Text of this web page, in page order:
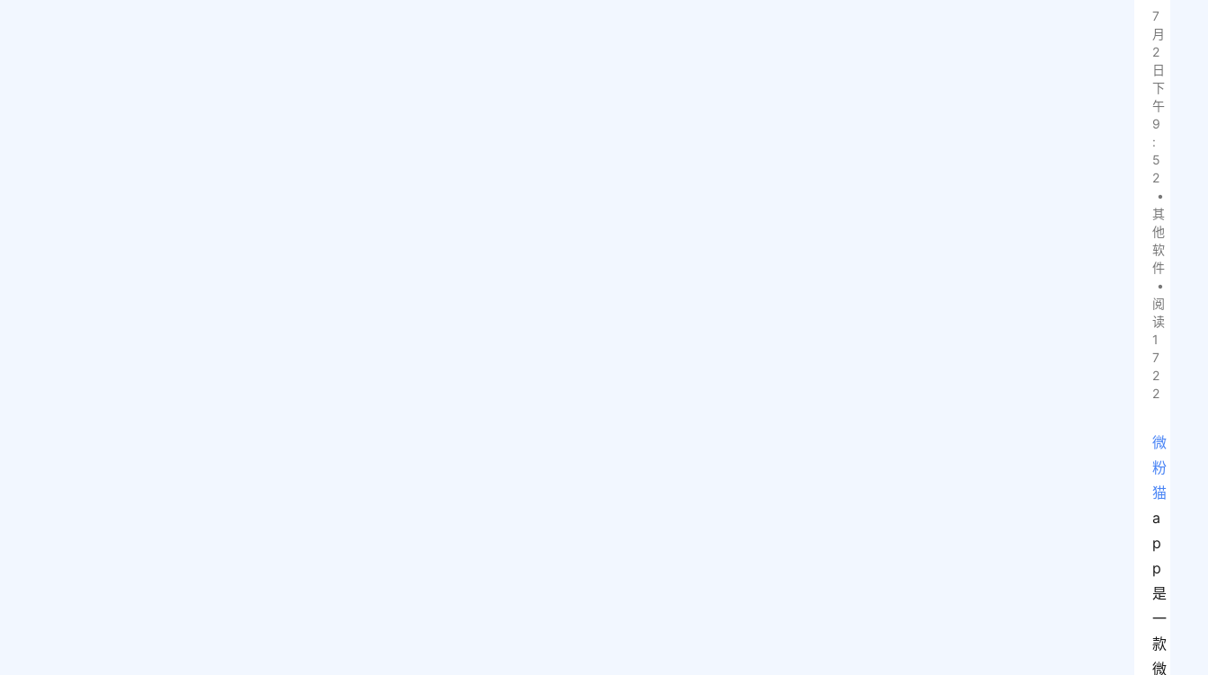
7
月
2
日
下
午
9
:
5
2
•
其
他
软
件
•
阅
读
1
7
2
2
微
粉
猫
a
p
p
是
一
款
微